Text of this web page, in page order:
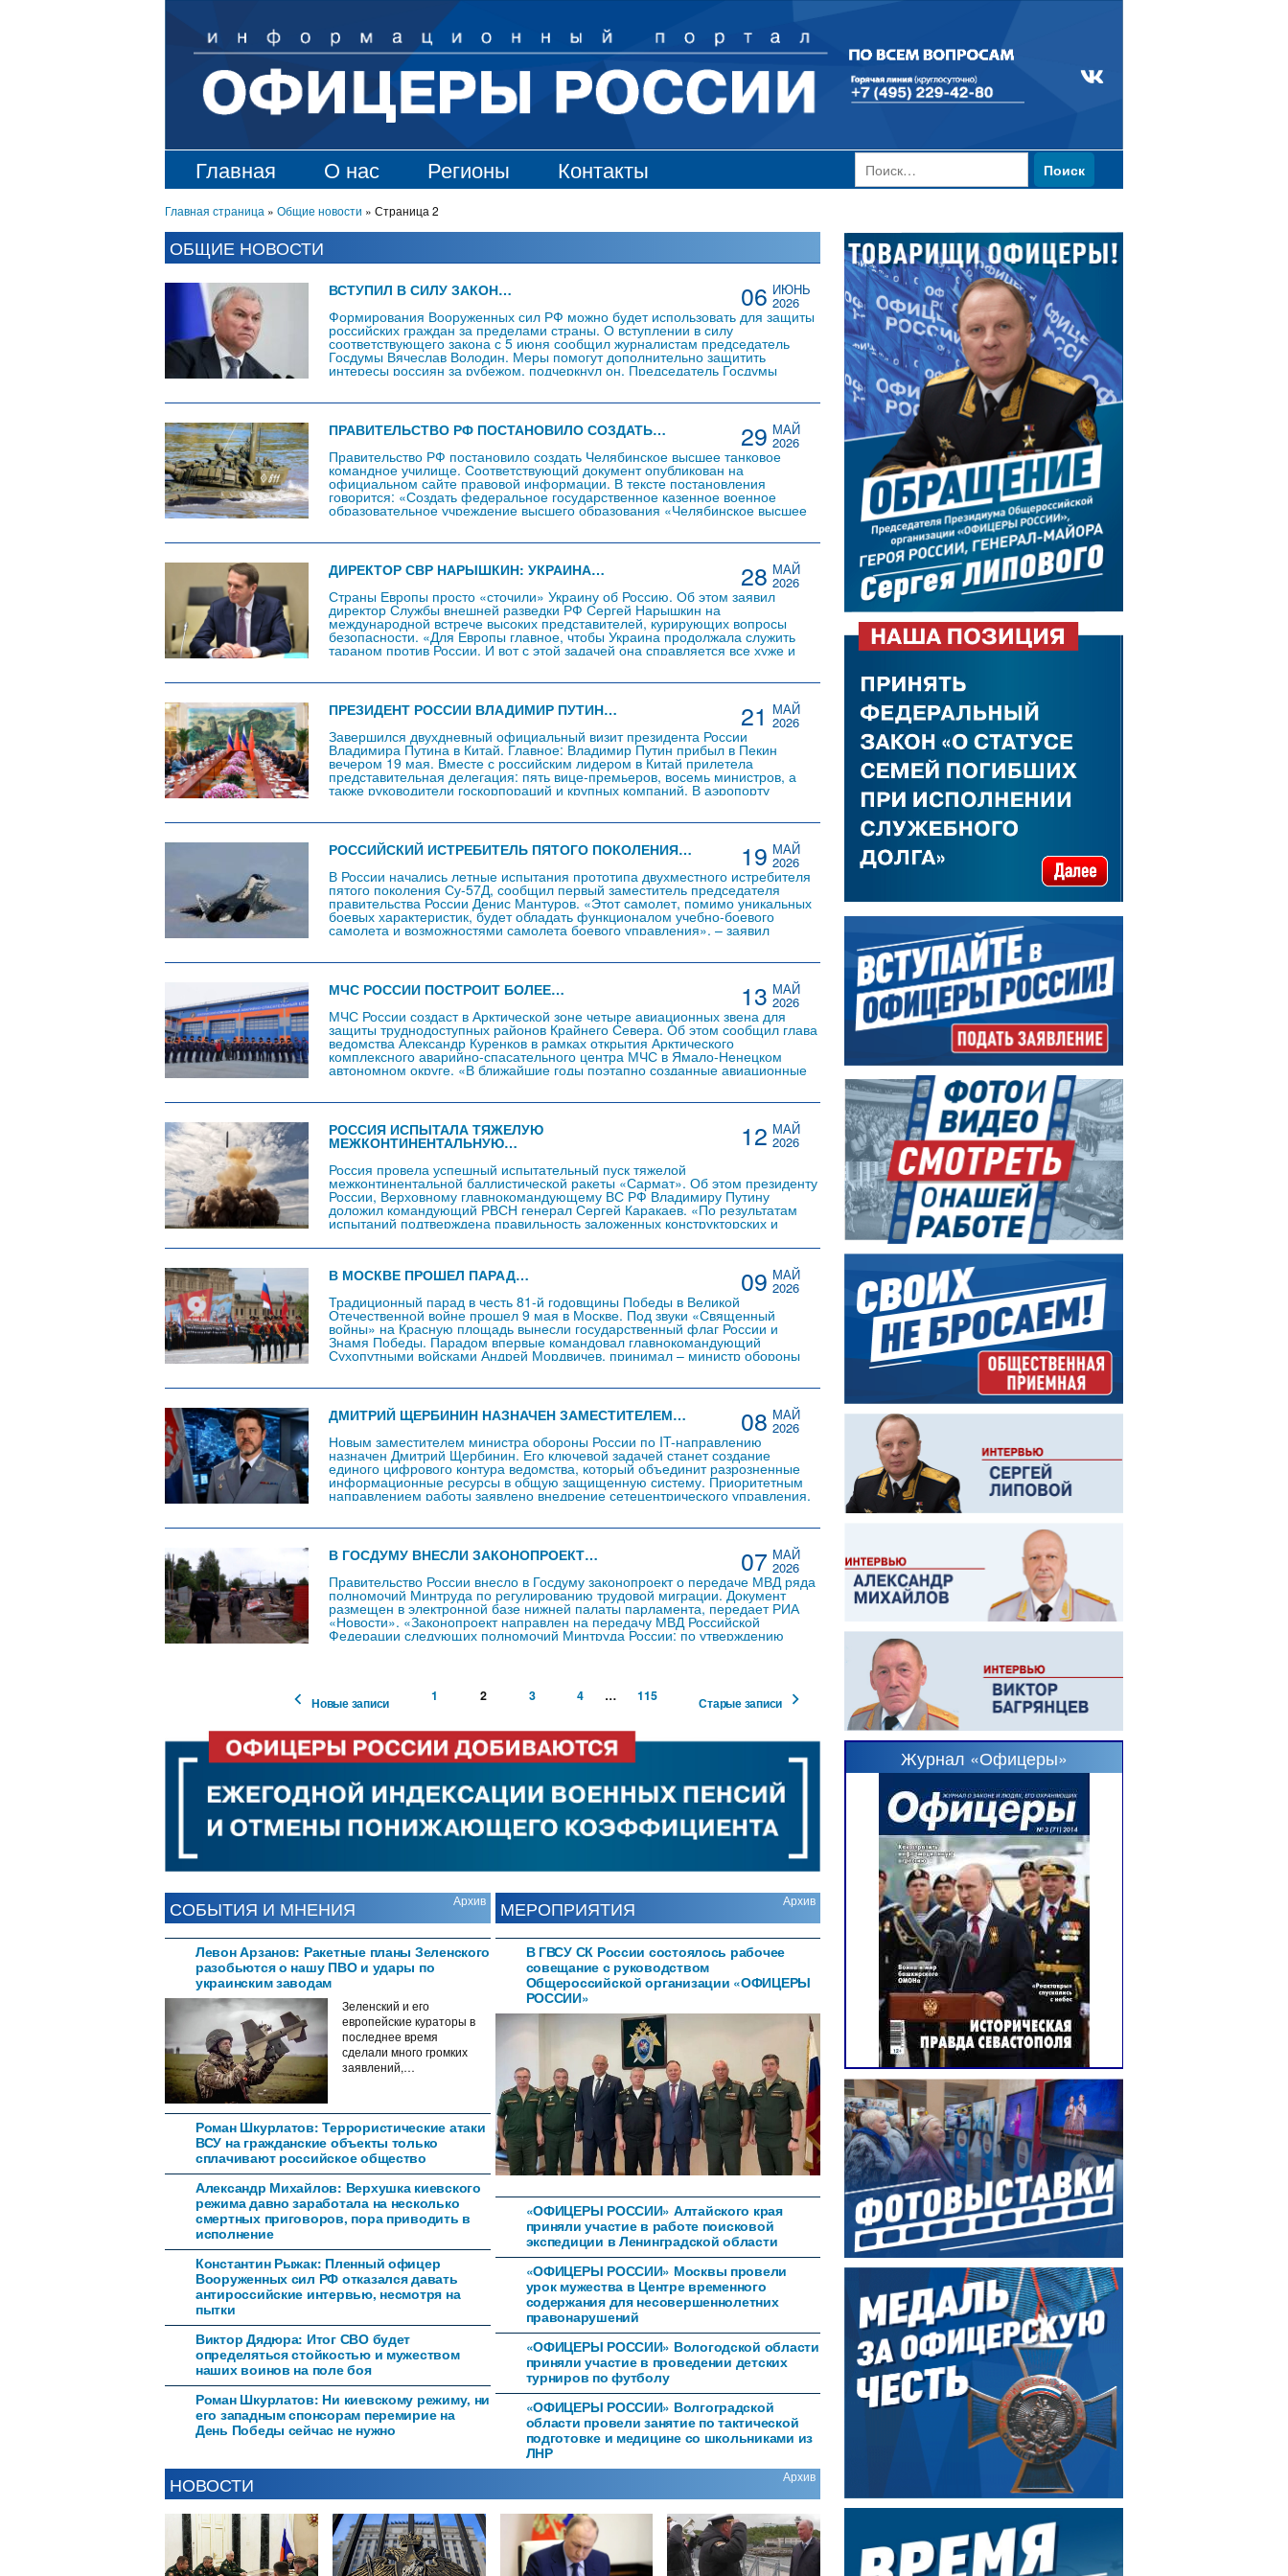
Главная О нас Регионы Контакты Найти:
Главная страница » Общие новости » Страница 2
ОБЩИЕ НОВОСТИ
06 ИЮНЬ
2026
ВСТУПИЛ В СИЛУ ЗАКОН…
Формирования Вооруженных сил РФ можно будет использовать для защиты
российских граждан за пределами страны. О вступлении в силу
соответствующего закона с 5 июня сообщил журналистам председатель
Госдумы Вячеслав Володин. Меры помогут дополнительно защитить
интересы россиян за рубежом, подчеркнул он. Председатель Госдумы
29 МАЙ
2026
ПРАВИТЕЛЬСТВО РФ ПОСТАНОВИЛО СОЗДАТЬ…
Правительство РФ постановило создать Челябинское высшее танковое
командное училище. Соответствующий документ опубликован на
официальном сайте правовой информации. В тексте постановления
говорится: «Создать федеральное государственное казенное военное
образовательное учреждение высшего образования «Челябинское высшее
заниматься научно-исследовательской деятельностью в… 28 МАЙ
2026
ДИРЕКТОР СВР НАРЫШКИН: УКРАИНА…
Страны Европы просто «сточили» Украину об Россию. Об этом заявил
директор Службы внешней разведки РФ Сергей Нарышкин на
международной встрече высоких представителей, курирующих вопросы
безопасности. «Для Европы главное, чтобы Украина продолжала служить
тараном против России. И вот с этой задачей она справляется все хуже и
21 МАЙ
2026
ПРЕЗИДЕНТ РОССИИ ВЛАДИМИР ПУТИН…
Завершился двухдневный официальный визит президента России
Владимира Путина в Китай. Главное: Владимир Путин прибыл в Пекин
вечером 19 мая. Вместе с российским лидером в Китай прилетела
представительная делегация: пять вице-премьеров, восемь министров, а
также руководители госкорпораций и крупных компаний. В аэропорту
19 МАЙ
2026
РОССИЙСКИЙ ИСТРЕБИТЕЛЬ ПЯТОГО ПОКОЛЕНИЯ…
В России начались летные испытания прототипа двухместного истребителя
пятого поколения Су-57Д, сообщил первый заместитель председателя
правительства России Денис Мантуров. «Этот самолет, помимо уникальных
боевых характеристик, будет обладать функционалом учебно-боевого
самолета и возможностями самолета боевого управления», – заявил
13 МАЙ
2026
МЧС РОССИИ ПОСТРОИТ БОЛЕЕ…
МЧС России создаст в Арктической зоне четыре авиационных звена для
защиты труднодоступных районов Крайнего Севера. Об этом сообщил глава
ведомства Александр Куренков в рамках открытия Арктического
комплексного аварийно-спасательного центра МЧС в Ямало-Ненецком
автономном округе. «В ближайшие годы поэтапно созданные авиационные
12 МАЙ
2026
РОССИЯ ИСПЫТАЛА ТЯЖЕЛУЮ
МЕЖКОНТИНЕНТАЛЬНУЮ…
Россия провела успешный испытательный пуск тяжелой
межконтинентальной баллистической ракеты «Сармат». Об этом президенту
России, Верховному главнокомандующему ВС РФ Владимиру Путину
доложил командующий РВСН генерал Сергей Каракаев. «По результатам
испытаний подтверждена правильность заложенных конструкторских и
заданных характеристик», – отметил в своем докладе генерал Каракаев. По
его словам, «Сармат» превосходит своего предшественника – ракетный…
09 МАЙ
2026
В МОСКВЕ ПРОШЕЛ ПАРАД…
Традиционный парад в честь 81-й годовщины Победы в Великой
Отечественной войне прошел 9 мая в Москве. Под звуки «Священный
войны» на Красную площадь вынесли государственный флаг России и
Знамя Победы. Парадом впервые командовал главнокомандующий
Сухопутными войсками Андрей Мордвичев, принимал – министр обороны
08 МАЙ
2026
ДМИТРИЙ ЩЕРБИНИН НАЗНАЧЕН ЗАМЕСТИТЕЛЕМ…
Новым заместителем министра обороны России по IT-направлению
назначен Дмитрий Щербинин. Его ключевой задачей станет создание
единого цифрового контура ведомства, который объединит разрозненные
информационные ресурсы в общую защищенную систему. Приоритетным
направлением работы заявлено внедрение сетецентрического управления,
07 МАЙ
2026
В ГОСДУМУ ВНЕСЛИ ЗАКОНОПРОЕКТ…
Правительство России внесло в Госдуму законопроект о передаче МВД ряда
полномочий Минтруда по регулированию трудовой миграции. Документ
размещен в электронной базе нижней палаты парламента, передает РИА
«Новости». «Законопроект направлен на передачу МВД Российской
Федерации следующих полномочий Минтруда России: по утверждению
Навигация
по
записям
Новые записи 1 2 3 4 … 115 Старые записи
СОБЫТИЯ И МНЕНИЯ Архив
Левон Арзанов: Ракетные планы Зеленского
разобьются о нашу ПВО и удары по
украинским заводам
Зеленский и его
европейские кураторы в
последнее время
сделали много громких
заявлений,…
Роман Шкурлатов: Террористические атаки
ВСУ на гражданские объекты только
сплачивают российское общество
Александр Михайлов: Верхушка киевского
режима давно заработала на несколько
смертных приговоров, пора приводить в
исполнение
Константин Рыжак: Пленный офицер
Вооруженных сил РФ отказался давать
антироссийские интервью, несмотря на
пытки
Виктор Дядюра: Итог СВО будет
определяться стойкостью и мужеством
наших воинов на поле боя
Роман Шкурлатов: Ни киевскому режиму, ни
его западным спонсорам перемирие на
День Победы сейчас не нужно
МЕРОПРИЯТИЯ Архив
В ГВСУ СК России состоялось рабочее
совещание с руководством
Общероссийской организации «ОФИЦЕРЫ
РОССИИ»
«ОФИЦЕРЫ РОССИИ» Алтайского края
приняли участие в работе поисковой
экспедиции в Ленинградской области
«ОФИЦЕРЫ РОССИИ» Москвы провели
урок мужества в Центре временного
содержания для несовершеннолетних
правонарушений
«ОФИЦЕРЫ РОССИИ» Вологодской области
приняли участие в проведении детских
турниров по футболу
«ОФИЦЕРЫ РОССИИ» Волгоградской
области провели занятие по тактической
подготовке и медицине со школьниками из
ЛНР
НОВОСТИ Архив
Журнал «Офицеры»